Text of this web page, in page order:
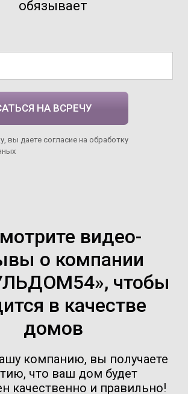
обязывает
НА ВСРЕЧУ
вы даете согласие на обработку
видео-
о компании
чтобы
в качестве
домов
компанию, вы получаете
что ваш дом будет
качественно и правильно!